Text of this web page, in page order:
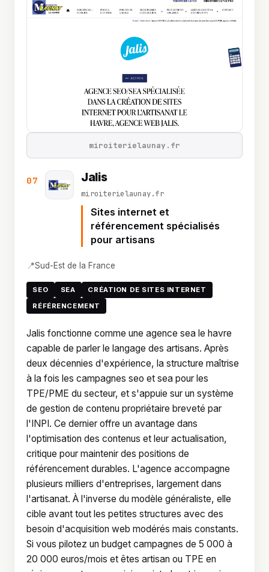
07 Jalis
miroiterielaunay.fr
Sites internet et
référencement spécialisés
pour artisans
📍Sud-Est de la France
SEO SEA
CRÉATION DE SITES INTERNET
RÉFÉRENCEMENT
Jalis fonctionne comme une agence sea le havre
capable de parler le langage des artisans. Après
deux décennies d'expérience, la structure maîtrise
à la fois les campagnes seo et sea pour les
TPE/PME du secteur, et s'appuie sur un système
de gestion de contenu propriétaire breveté par
l'INPI. Ce dernier offre un avantage dans
l'optimisation des contenus et leur actualisation,
critique pour maintenir des positions de
référencement durables. L'agence accompagne
plusieurs milliers d'entreprises, largement dans
l'artisanat. À l'inverse du modèle généraliste, elle
cible avant tout les petites structures avec des
besoin d'acquisition web modérés mais constants.
Si vous pilotez un budget campagnes de 5 000 à
20 000 euros/mois et êtes artisan ou TPE en
miroiterielaunay.fr